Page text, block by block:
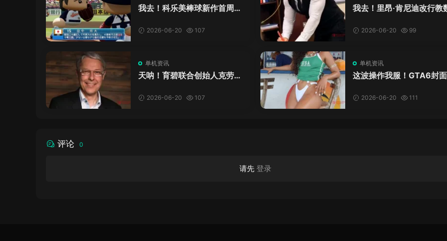
我去！科乐美棒球新作首周十
口！2026-06-20 107
我去！里昂·肯尼迪改行教
格！2026-06-20 99
单机资讯
天呐！育碧联合创始人克劳德
岁 2026-06-20 107
单机资讯
这波操作我服！GTA6封面
模式又上线了
2026-06-20 111
评论 0
请先 登录